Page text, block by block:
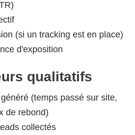
(si un tracking est en place)
d'exposition
qualitatifs
(temps passé sur site,
de rebond)
collectés